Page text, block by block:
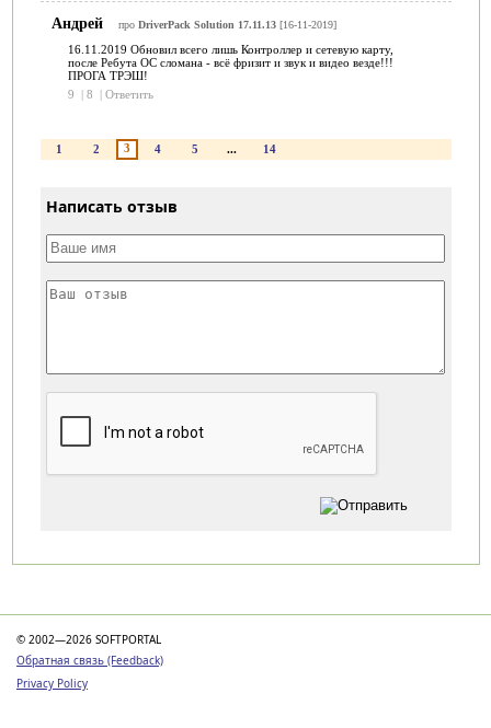
Андрей про DriverPack Solution 17.11.13[16-11-2019]
16.11.2019 Обновил всего лишь Контроллер и сетевую карту,
после Ребута ОС сломана - всё фризит и звук и видео везде!!!
ПРОГА ТРЭШ!
9
| 8 | Ответить
1 2 3 4 5 ... 14
Написать отзыв
© 2002—2026 SOFTPORTAL
Обратная связь (Feedback)
Privacy Policy